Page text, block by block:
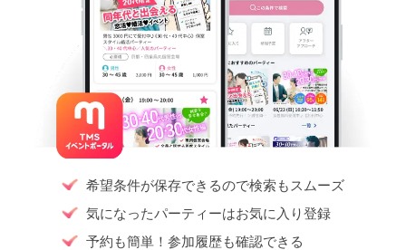
希望条件が保存できるので検索もスムーズ
気になったパーティーはお気に入り登録
予約も簡単！参加履歴も確認できる